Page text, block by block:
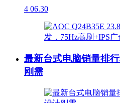
4 06.30
最新台式电脑销量排
刚需